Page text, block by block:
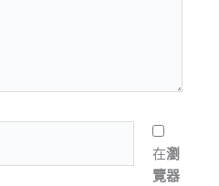
在瀏
覽器